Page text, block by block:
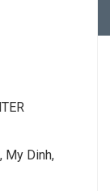
My Dinh,